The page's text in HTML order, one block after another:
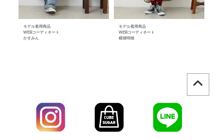
モデル着用商品
WEBコーディネート
かすみん
モデル着用商品
WEBコーディネート
横畑明穂